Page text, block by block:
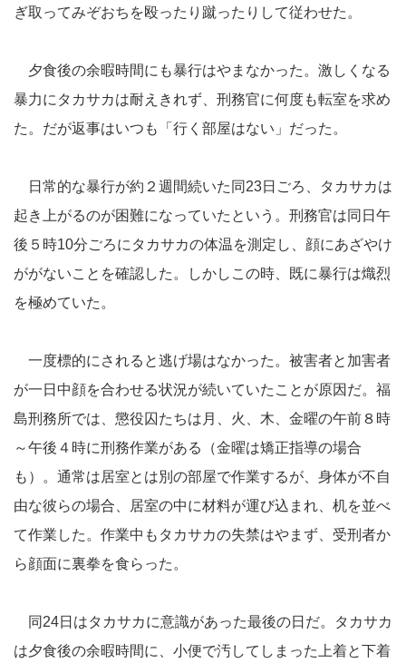
ぎ取ってみぞおちを殴ったり蹴ったりして従わせた。
夕食後の余暇時間にも暴行はやまなかった。激しくなる
暴力にタカサカは耐えきれず、刑務官に何度も転室を求め
た。だが返事はいつも「行く部屋はない」だった。
日常的な暴行が約２週間続いた同23日ごろ、タカサカは
起き上がるのが困難になっていたという。刑務官は同日午
後５時10分ごろにタカサカの体温を測定し、顔にあざやけ
ががないことを確認した。しかしこの時、既に暴行は熾烈
を極めていた。
一度標的にされると逃げ場はなかった。被害者と加害者
が一日中顔を合わせる状況が続いていたことが原因だ。福
島刑務所では、懲役囚たちは月、火、木、金曜の午前８時
～午後４時に刑務作業がある（金曜は矯正指導の場合
も）。通常は居室とは別の部屋で作業するが、身体が不自
由な彼らの場合、居室の中に材料が運び込まれ、机を並べ
て作業した。作業中もタカサカの失禁はやまず、受刑者か
ら顔面に裏拳を食らった。
同24日はタカサカに意識があった最後の日だ。タカサカ
は夕食後の余暇時間に、小便で汚してしまった上着と下着